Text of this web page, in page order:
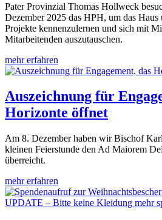
Pater Provinzial Thomas Hollweck
Dezember 2025 das HPH, um das Haus
Projekte kennenzulernen und sich mit
Mitarbeitenden auszutauschen.
mehr erfahren
Auszeichnung für
Horizonte öffnet
Am 8. Dezember haben wir Bischof
kleinen Feierstunde den Ad Maiorem
überreicht.
mehr erfahren